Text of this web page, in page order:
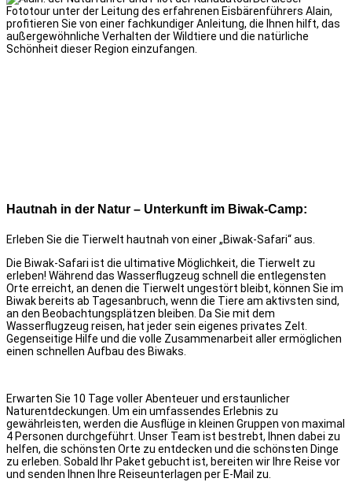
Fototour unter der Leitung des erfahrenen Eisbärenführers Alain,
profitieren Sie von einer fachkundiger Anleitung, die Ihnen hilft, das
außergewöhnliche Verhalten der Wildtiere und die natürliche
Schönheit dieser Region einzufangen.
Hautnah in der Natur – Unterkunft im Biwak-Camp:
Erleben Sie die Tierwelt hautnah von einer „Biwak-Safari“ aus.
Die Biwak-Safari ist die ultimative Möglichkeit, die Tierwelt zu
erleben! Während das Wasserflugzeug schnell die entlegensten
Orte erreicht, an denen die Tierwelt ungestört bleibt, können Sie im
Biwak bereits ab Tagesanbruch, wenn die Tiere am aktivsten sind,
an den Beobachtungsplätzen bleiben. Da Sie mit dem
Wasserflugzeug reisen, hat jeder sein eigenes privates Zelt.
Gegenseitige Hilfe und die volle Zusammenarbeit aller ermöglichen
einen schnellen Aufbau des Biwaks.
Erwarten Sie 10 Tage voller Abenteuer und erstaunlicher
Naturentdeckungen. Um ein umfassendes Erlebnis zu
gewährleisten, werden die Ausflüge in kleinen Gruppen von maximal
4 Personen durchgeführt. Unser Team ist bestrebt, Ihnen dabei zu
helfen, die schönsten Orte zu entdecken und die schönsten Dinge
zu erleben. Sobald Ihr Paket gebucht ist, bereiten wir Ihre Reise vor
und senden Ihnen Ihre Reiseunterlagen per E-Mail zu.